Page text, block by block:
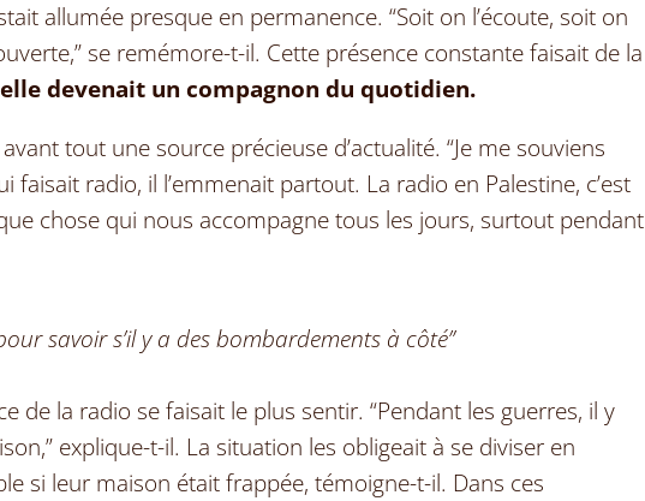
allumée presque en permanence. “Soit on l’écoute, soit on
se remémore-t-il. Cette présence constante faisait de la
elle devenait un compagnon du quotidien.
tout une source précieuse d’actualité. “Je me souviens
faisait radio, il l’emmenait partout. La radio en Palestine, c’est
chose qui nous accompagne tous les jours, surtout pendant
savoir s’il y a des bombardements à côté”
de la radio se faisait le plus sentir. “Pendant les guerres, il y
explique-t-il. La situation les obligeait à se diviser en
si leur maison était frappée, témoigne-t-il. Dans ces